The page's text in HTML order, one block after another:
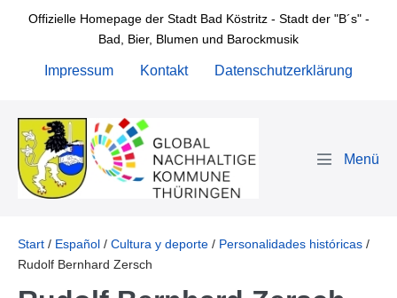
Offizielle Homepage der Stadt Bad Köstritz - Stadt der "B´s" -
Bad, Bier, Blumen und Barockmusik
Impressum Kontakt Datenschutzerklärung
Menü-
Start / Español / Cultura y deporte / Personalidades históricas /
Rudolf Bernhard Zersch